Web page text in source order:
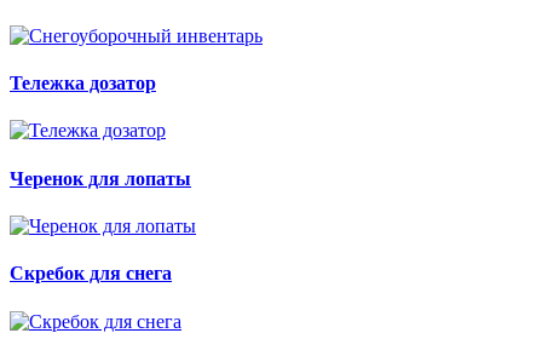
Тележка дозатор
Черенок для лопаты
Скребок для снега